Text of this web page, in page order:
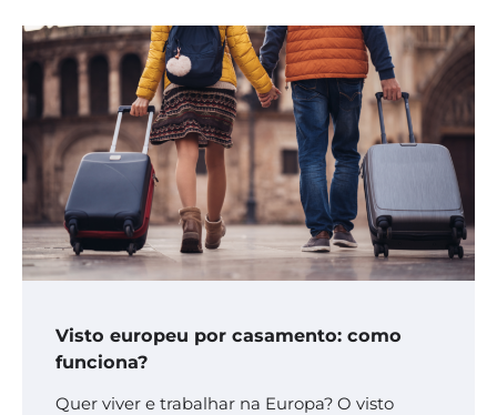
Visto europeu por casamento: como
funciona?
Quer viver e trabalhar na Europa? O visto